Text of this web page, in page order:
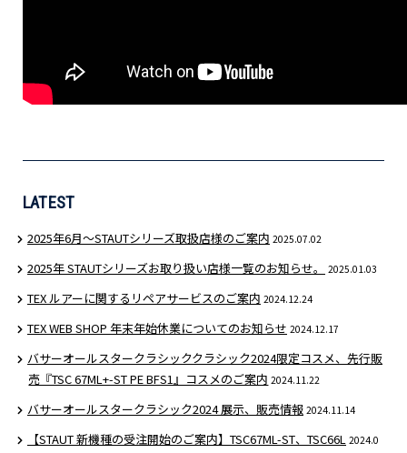
LATEST
2025年6月〜STAUTシリーズ取扱店様のご案内 2025.07.02
2025年 STAUTシリーズお取り扱い店様一覧のお知らせ。 2025.01.03
TEX ルアーに関するリペアサービスのご案内 2024.12.24
TEX WEB SHOP 年末年始休業についてのお知らせ 2024.12.17
バサーオールスタークラシッククラシック2024限定コスメ、先行販
売『TSC 67ML+-ST PE BFS1』コスメのご案内 2024.11.22
バサーオールスタークラシック2024 展示、販売情報 2024.11.14
【STAUT 新機種の受注開始のご案内】TSC67ML-ST、TSC66L 2024.0